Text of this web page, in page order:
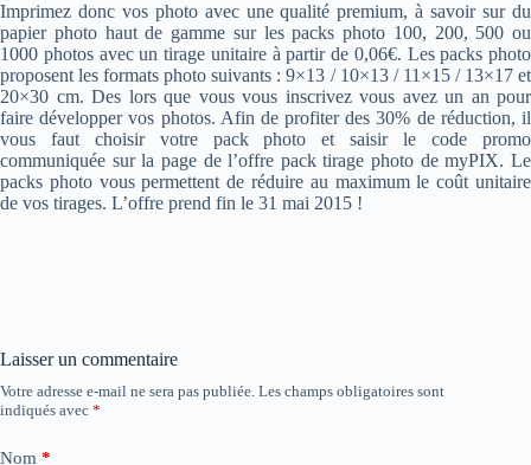
Imprimez donc vos photo avec une qualité premium, à savoir sur du
papier photo haut de gamme sur les packs photo 100, 200, 500 ou
1000 photos avec un tirage unitaire à partir de 0,06€. Les packs photo
proposent les formats photo suivants : 9×13 / 10×13 / 11×15 / 13×17 et
20×30 cm. Des lors que vous vous inscrivez vous avez un an pour
faire développer vos photos. Afin de profiter des 30% de réduction, il
vous faut choisir votre pack photo et saisir le code promo
communiquée sur la page de l’offre pack tirage photo de myPIX. Le
packs photo vous permettent de réduire au maximum le coût unitaire
de vos tirages. L’offre prend fin le 31 mai 2015 !
Laisser un commentaire
Votre adresse e-mail ne sera pas publiée. Les champs obligatoires sont
indiqués avec *
Nom *